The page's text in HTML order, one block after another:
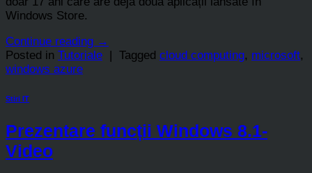
Windows Store.
Continue reading →
Posted in Tutoriale | Tagged cloud computing, microsoft,
windows azure
Stiri IT
Prezentare funcții Windows 8.1-
Video